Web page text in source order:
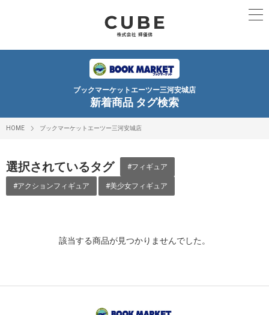
ブックマーケットエーツー三河安城店
新着商品 タグ検索
HOME ブックマーケットエーツー三河安城店
選択されているタグ #フィギュア
#アクションフィギュア #美少女フィギュア
該当する商品が見つかりませんでした。